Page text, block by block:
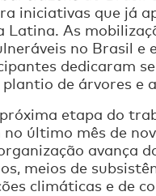
iniciativas que já
Latina. As
no Brasil
dedicaram
de árvores e
etapa do
no último mês de
avança
meios de
climáticas e de